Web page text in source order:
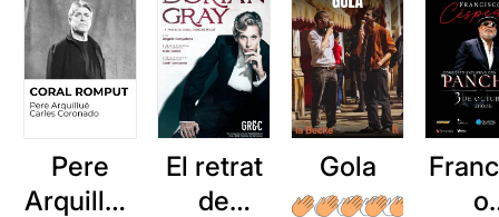
Pere
Arquillué
El retrat
de
Gola
o